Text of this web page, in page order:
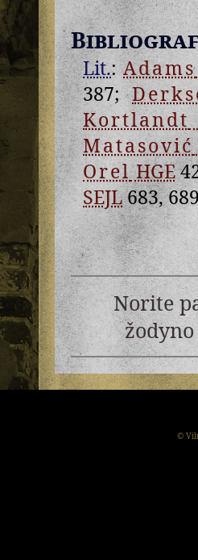
Lit.:Adams
387;
Kortlandt
Matasović
OrelHGE
SEJL683,
Norite
©